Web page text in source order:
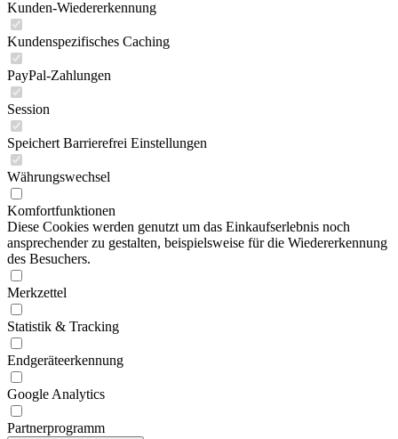
Kunden-Wiedererkennung
Kundenspezifisches Caching
PayPal-Zahlungen
Session
Speichert Barrierefrei Einstellungen
Währungswechsel
Komfortfunktionen
Diese Cookies werden genutzt um das Einkaufserlebnis noch
ansprechender zu gestalten, beispielsweise für die Wiedererkennung
des Besuchers.
Merkzettel
Statistik & Tracking
Endgeräteerkennung
Google Analytics
Partnerprogramm